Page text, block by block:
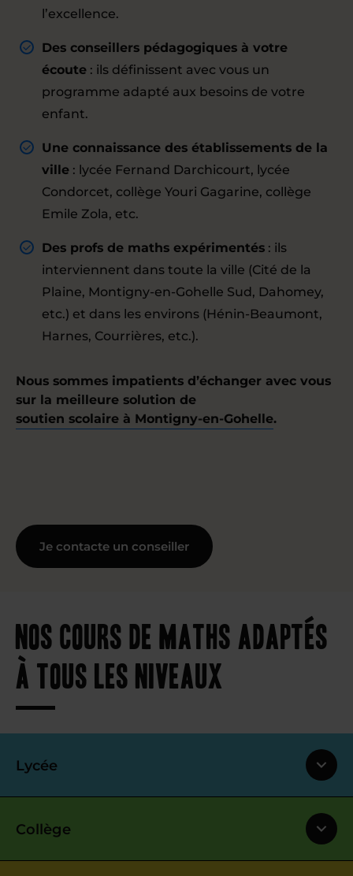
l’excellence.
Des conseillers pédagogiques à votre
écoute : ils définissent avec vous un
programme adapté aux besoins de votre
enfant.
Une connaissance des établissements de la
ville : lycée Fernand Darchicourt, lycée
Condorcet, collège Youri Gagarine, collège
Emile Zola, etc.
Des profs de maths expérimentés : ils
interviennent dans toute la ville (Cité de la
Plaine, Montigny-en-Gohelle Sud, Dahomey,
etc.) et dans les environs (Hénin-Beaumont,
Harnes, Courrières, etc.).
Nous sommes impatients d’échanger avec vous
sur la meilleure solution de
soutien scolaire à Montigny-en-Gohelle.
Je contacte un conseiller
Nos cours de maths adaptés
à tous les niveaux
Lycée
Collège